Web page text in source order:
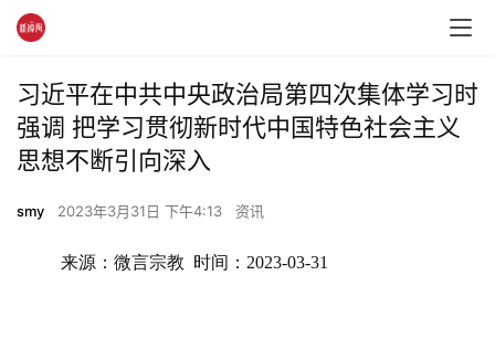
习近平在中共中央政治局第四次集体学习时
强调 把学习贯彻新时代中国特色社会主义
思想不断引向深入
smy 2023年3月31日 下午4:13 资讯
来源：微言宗教  时间：2023-03-31